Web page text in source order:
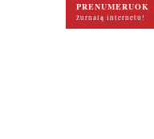
PRENUMERUOK
žurnalą internetu!